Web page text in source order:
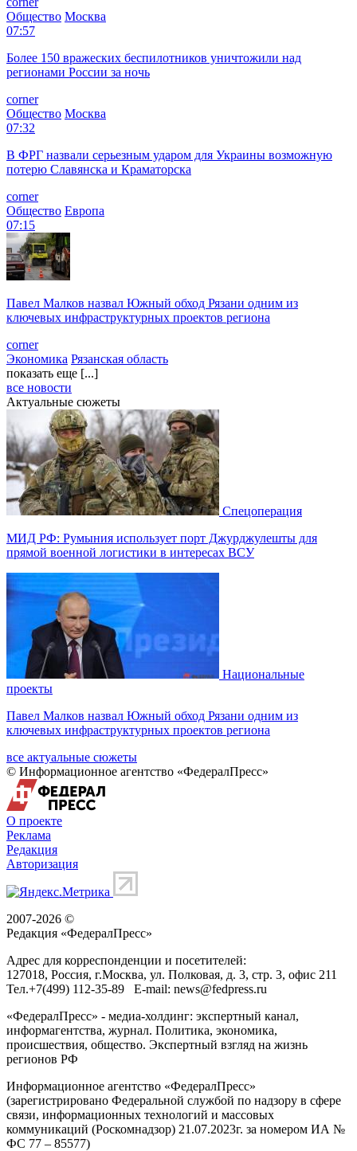
Общество Москва
07:57
Более 150 вражеских беспилотников уничтожили над
регионами России за ночь
corner
Общество Москва
07:32
В ФРГ назвали серьезным ударом для Украины возможную
потерю Славянска и Краматорска
corner
Общество Европа
07:15
Павел Малков назвал Южный обход Рязани одним из
ключевых инфраструктурных проектов региона
corner
Экономика Рязанская область
показать еще [...]
все новости
Актуальные сюжеты
Спецоперация
МИД РФ: Румыния использует порт Джурджулешты для
прямой военной логистики в интересах ВСУ
Национальные
проекты
Павел Малков назвал Южный обход Рязани одним из
ключевых инфраструктурных проектов региона
все актуальные сюжеты
© Информационное агентство «ФедералПресс»
О проекте
Реклама
Редакция
Авторизация
2007-2026 ©
Редакция «ФедералПресс»
Адрес для корреспонденции и посетителей:
127018, Россия, г.Москва, ул. Полковая, д. 3, стр. 3, офис 211
Тел.+7(499) 112-35-89 E-mail: news@fedpress.ru
«ФедералПресс» - медиа-холдинг: экспертный канал,
информагентства, журнал. Политика, экономика,
происшествия, общество. Экспертный взгляд на жизнь
регионов РФ
Информационное агентство «ФедералПресс»
(зарегистрировано Федеральной службой по надзору в сфере
связи, информационных технологий и массовых
коммуникаций (Роскомнадзор) 21.07.2023г. за номером ИА №
ФС 77 – 85577)